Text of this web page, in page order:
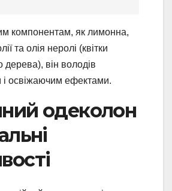
компонентам, як лимонна,
та олія неролі (квітки
дерева), він володів
і освіжаючим ефектами.
одеколон